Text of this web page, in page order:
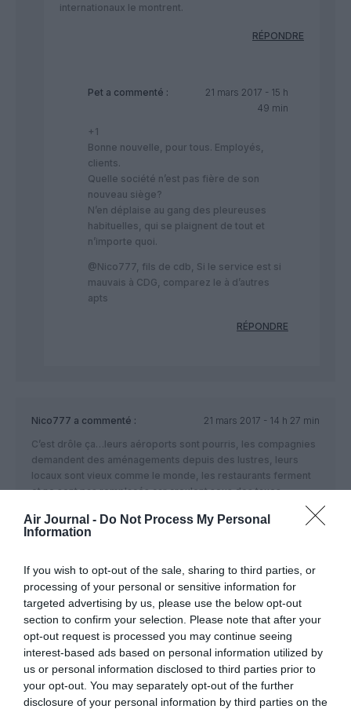
Air Journal - Do Not Process My Personal
Information
If you wish to opt-out of the sale, sharing to third parties, or
processing of your personal or sensitive information for
targeted advertising by us, please use the below opt-out
section to confirm your selection. Please note that after your
opt-out request is processed you may continue seeing
interest-based ads based on personal information utilized by
us or personal information disclosed to third parties prior to
your opt-out. You may separately opt-out of the further
disclosure of your personal information by third parties on the
internationaux le montrent.
RÉPONDRE
Pet a commenté :
21 mars 2017 - 15 h
49 min
+1
Bonne nouvelle, pour tous. Employés,
clients.
Quelle société n’est pas fière de son
nouveau siège?
N’en déplaise au gang des pleureuses
habituelles, qui se plaignent de tout et
n’importe quoi.
@Nico777, fils de cdb, Si le service est si
mauvais à CDG, comparez le à d’autres
apts
RÉPONDRE
Nico777 a commenté :
21 mars 2017 - 14 h 27 min
C’est drôle ça…leurs aéroports sont pourris, les compagnies
demandent des aménagements depuis des lustres, leurs
locaux sont vieux comme le monde, les restaurants ferment
et ne sont pas remplacés car croulent sous des taxes
invraisemblables, etc…mais leur siège à poussé en un temps
record. Ils se foutent vraiment du monde ceux là.
Fils de cdb AFa commenté :
21 mars 2017 - 15 h 21 min
Ah donc Voila à quoi sert les redevances de ADP qui
augmentent considérablement ! À payer um magnifique lieu
de travail pour les dirigeants ! Une honte
RÉPONDRE